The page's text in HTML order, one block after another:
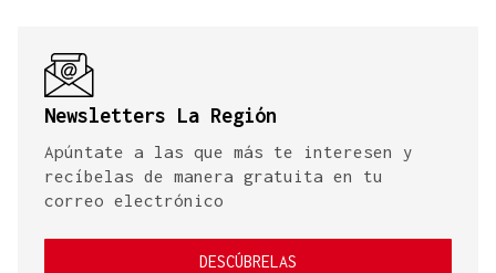
Newsletters La Región
Apúntate a las que más te interesen y
recíbelas de manera gratuita en tu
correo electrónico
DESCÚBRELAS